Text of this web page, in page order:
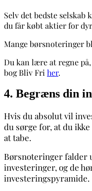
Selv det bedste
du får købt aktier for
Mange børsnoteringer
Du kan lære at regne
bog Bliv Fri her.
4. Begræns din
Hvis du absolut vil
du sørge for, at du
at tabe.
Børsnoteringer falder
investeringer, og de
investeringspyramide.